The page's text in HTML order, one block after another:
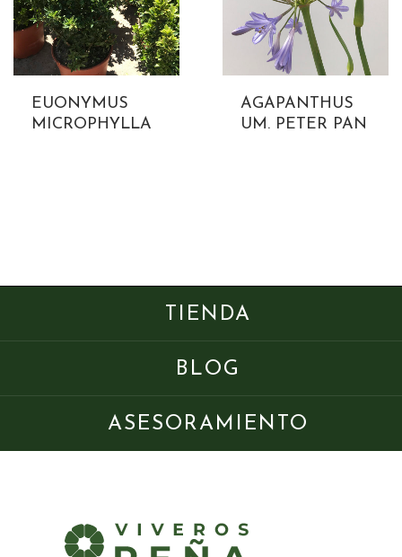
EUONYMUS
MICROPHYLLA
AGAPANTHUS
UM. PETER PAN
TIENDA
BLOG
ASESORAMIENTO